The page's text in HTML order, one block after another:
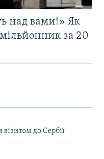
над вами!» Як
за 20
до Сербії